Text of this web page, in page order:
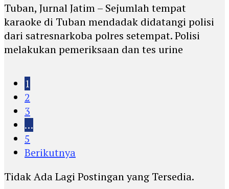
Tuban, Jurnal Jatim – Sejumlah tempat
karaoke di Tuban mendadak didatangi polisi
dari satresnarkoba polres setempat. Polisi
melakukan pemeriksaan dan tes urine
1
2
3
…
5
Berikutnya
Tidak Ada Lagi Postingan yang Tersedia.